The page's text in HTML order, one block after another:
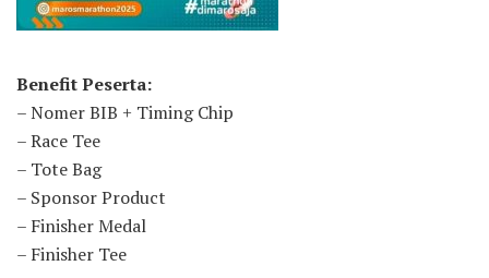
Benefit Peserta:
– Nomer BIB + Timing Chip
– Race Tee
– Tote Bag
– Sponsor Product
– Finisher Medal
– Finisher Tee